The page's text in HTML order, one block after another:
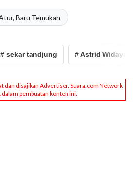
Baru Temukan
sekar tandjung # Astrid Widayani